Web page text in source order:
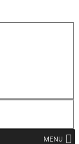
MENU